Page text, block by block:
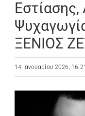
ΞΕΝΙΟΣ
14 Ιανουαρίου 2026, 16:21